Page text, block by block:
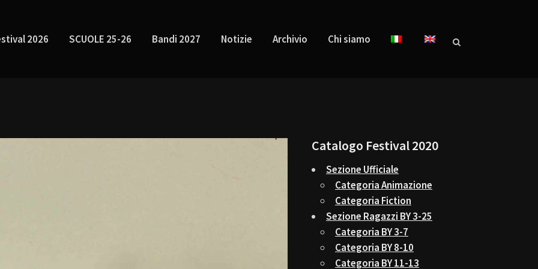
2026 SCUOLE 25-26 Bandi 2027 Notizie Archivio Chi siamo
Catalogo Festival 2020
Sezione Ufficiale
Categoria Animazione
Categoria Fiction
Sezione Ragazzi BY 3-25
Categoria BY 3-7
Categoria BY 8-10
Categoria BY 11-13